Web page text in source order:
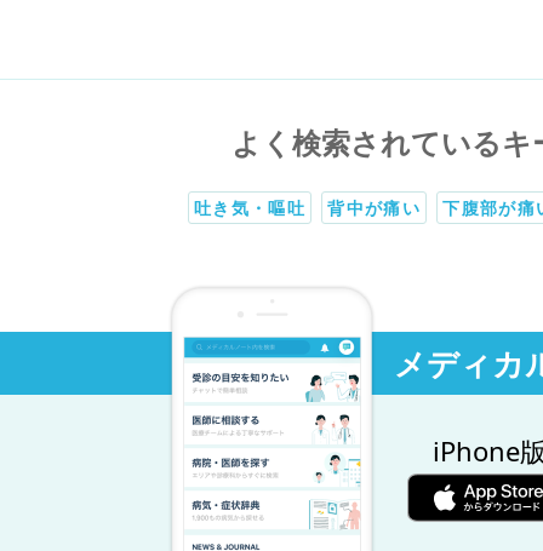
よく検索されているキ
吐き気・嘔吐 背中が痛い 下腹部が痛
メディカ
iPhone